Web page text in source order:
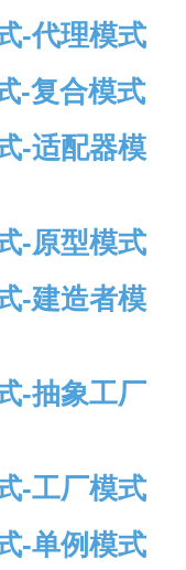
-代理模式
-复合模式
-适配器模
-原型模式
-建造者模
-抽象工厂
-工厂模式
-单例模式